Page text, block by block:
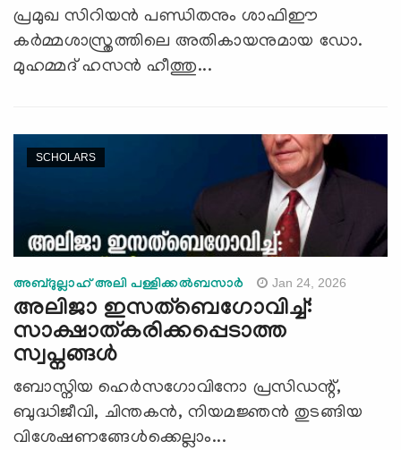
പ്രമുഖ സിറിയൻ പണ്ഡിതനും ശാഫിഈ
കർമ്മശാസ്ത്രത്തിലെ അതികായനുമായ ഡോ.
മുഹമ്മദ് ഹസൻ ഹീത്തു...
SCHOLARS
അബ്ദുല്ലാഹ് അലി പള്ളിക്കല്‍ബസാര്‍ Jan 24, 2026
അലിജാ ഇസത്ബെഗോവിച്ച്:
സാക്ഷാത്കരിക്കപ്പെടാത്ത
സ്വപ്നങ്ങൾ
ബോസ്നിയ ഹെർസഗോവിനോ പ്രസിഡന്റ്,
ബുദ്ധിജീവി, ചിന്തകൻ, നിയമജ്ഞൻ തുടങ്ങിയ
വിശേഷണങ്ങേൾക്കെല്ലാം...